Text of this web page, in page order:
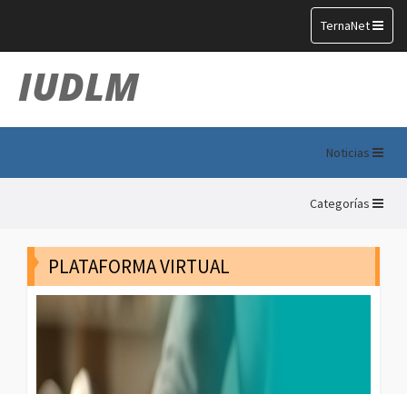
Toggle
navigation
TernaNet
IUDLM
Noticias
Categorías
PLATAFORMA VIRTUAL